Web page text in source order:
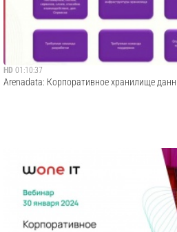
HD 01:10:37
Arenadata: Корпоративное хранилище